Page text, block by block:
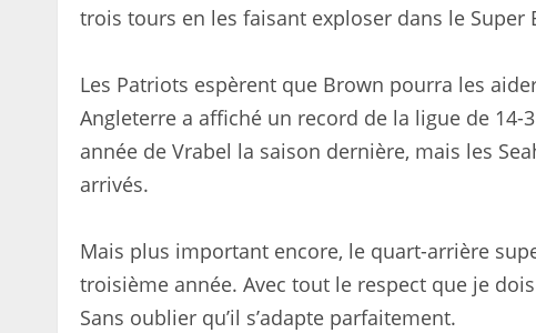
trois tours en les faisant exploser dans le Super
Les Patriots espèrent que Brown pourra les
Angleterre a affiché un record de la ligue de
année de Vrabel la saison dernière, mais les
arrivés.
Mais plus important encore, le quart-arrière
troisième année. Avec tout le respect que je
Sans oublier qu’il s’adapte parfaitement.